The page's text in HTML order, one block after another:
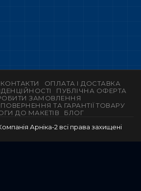
ОПЛАТА І ДОСТАВКА
ПУБЛІЧНА ОФЕРТА
ЗАМОВЛЕННЯ
ТА ГАРАНТІЇ ТОВАРУ
ДО МАКЕТІВ
БЛОГ
Арніка-2 всі права захищені